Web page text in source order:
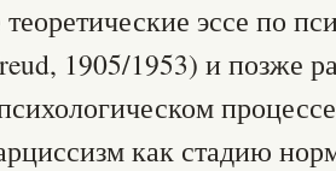
эссе по
1905/1953) и позже
как стадию